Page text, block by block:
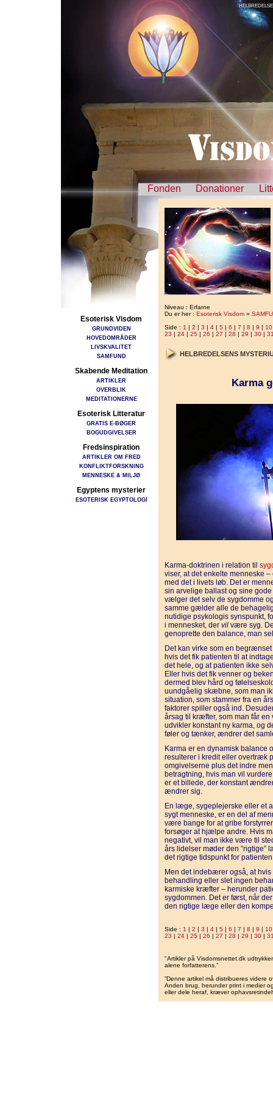
Fonden Donationer
Esoterisk Visdom
GRUNDVIDEN
HOVEDOMRÅDER
LIVSKVALITET
SAMFUND
Skabende Meditation
ARTIKLER
OVERBLIK
MEDITATIONERNE
Esoterisk Litteratur
GRATIS E-BØGER
BOGUDGIVELSER
Fredsinspiration
ARTIKLER OM FRED
KONFLIKTFORSKNING
MENNESKE & MILJØ
Egyptens mysterier
ESOTERISK EGYPTOLOGI
Niveau : Erfarne
Du er her : Esoterisk Visdom »
Side : 1 | 2 | 3 | 4 | 5 | 6 | 7 | 8 | 9 | 10
23 | 24 | 25 | 26 | 27 | 28 | 29 | 30 |
HELBREDELSENS
Karma
Karma-doktrinen i relation til
viser, at det enkelte menneske
med det i livets løb. Det er
sin arvelige ballast og sine
vælger det selv de sygdomme
samme gælder alle de
nutidige psykologis synspunkt,
i mennesket, der vil være syg.
genoprette den balance, man
Det kan virke som en
hvis det fik patienten til at
det hele, og at patienten ikke
Eller hvis det fik venner og
dermed blev hård og
uundgåelig skæbne, som man
situation, som stammer fra en
faktorer spiller også ind.
årsag til kræfter, som man får
udvikler konstant ny karma, og
føler og tænker, ændrer det
Karma er en dynamisk balance
resulterer i kredit eller overtræk
omgivelserne plus det indre
betragtning, hvis man vil
er et billede, der konstant
ændrer sig.
En læge, sygeplejerske eller et
sygt menneske, er en del af
være bange for at gribe
forsøger at hjælpe andre. Hvis
negativt, vil man ikke være til
års lidelser møder den ”rigtige”
det rigtige tidspunkt for
Men det indebærer også, at
behandling eller slet ingen
karmiske kræfter – herunder
sygdommen. Det er først, når
den rigtige læge eller den
Side : 1 | 2 | 3 | 4 | 5 | 6 | 7 | 8 | 9 | 10
23 | 24 | 25 | 26 | 27 | 28 | 29 | 30 |
"Artikler på Visdomsnettet.dk
alene forfatterens.”
”Denne artikel må distribueres videre
Anden brug, herunder print i medier
eller dele heraf, kræver